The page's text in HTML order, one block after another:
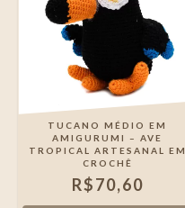
TUCANO MÉDIO EM
AMIGURUMI – AVE
TROPICAL ARTESANAL EM
CROCHÊ
R$70,60